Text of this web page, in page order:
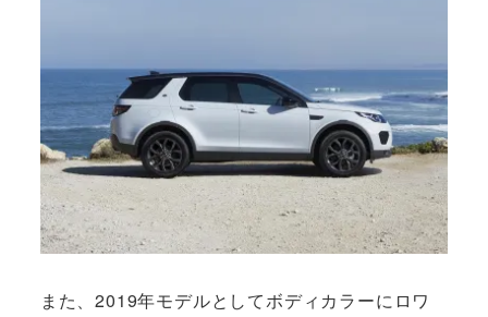
また、2019年モデルとしてボディカラーにロワ